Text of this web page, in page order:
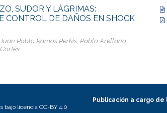
SUDOR Y LÁGRIMAS:
CONTROL DE DAÑOS EN SHOCK
Pablo Ramos Perkis, Pablo Arellano
bajo licencia CC-BY 4.0
Publicación a cargo